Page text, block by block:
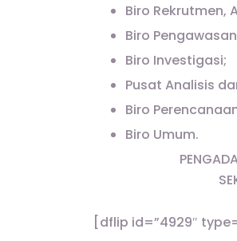
Biro Rekrutmen,
Biro
Biro Investigasi;
Pusat Analisis
Biro
Biro Umum.
[dflip id=”4929″